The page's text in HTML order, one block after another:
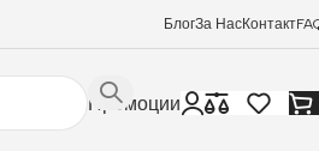
БлогЗа НасКонтакт
Промоции